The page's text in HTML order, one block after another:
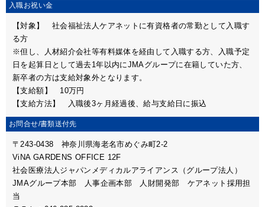
入職お祝い金
【対象】 社会福祉法人ケアネットに有資格者の常勤として入職す
る方
※但し、人材紹介会社等有料媒体を経由して入職する方、入職予定
日を起算日として過去1年以内にJMAグループに在籍していた方、
新卒者の方は支給対象外となります。
【支給額】 10万円
【支給方法】 入職後3ヶ月経過後、給与支給日に振込
お問合せ/書類送付先
〒243-0438 神奈川県海老名市めぐみ町2-2
ViNA GARDENS OFFICE 12F
社会医療法人ジャパンメディカルアライアンス（グループ法人）
JMAグループ本部 人事企画本部 人財開発部 ケアネット採用担
当